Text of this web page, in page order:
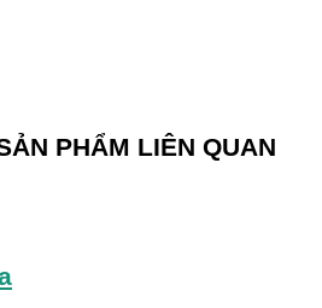
PHẨM LIÊN QUAN